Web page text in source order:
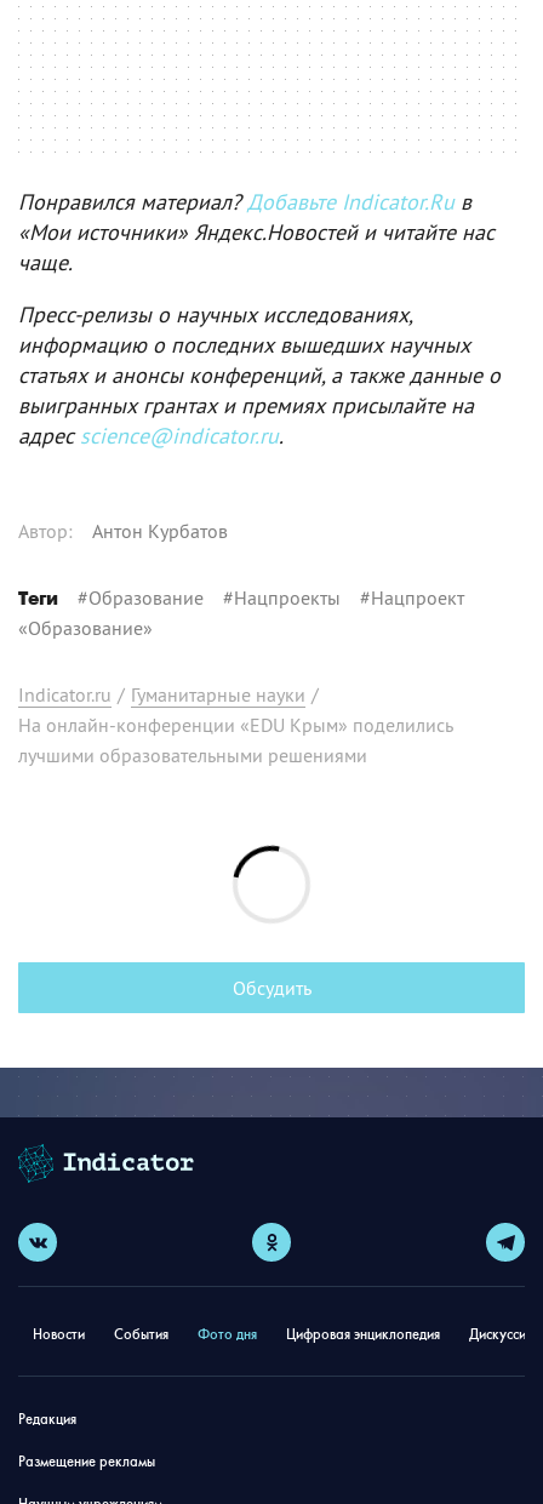
Понравился материал?Добавьте Indicator.Ruв
«Мои источники» Яндекс.Новостей и читайте нас
чаще.
Пресс-релизы о научных исследованиях,
информацию о последних вышедших научных
статьях и анонсы конференций, а также данные о
выигранных грантах и премиях присылайте на
адресscience@indicator.ru.
Автор: Антон Курбатов
Теги #Образование #Нацпроекты #Нацпроект
«Образование»
Indicator.ru / Гуманитарные науки /
На онлайн-конференции «EDU Крым» поделились
лучшими образовательными решениями
Обсудить
Новости События Фото дня Цифровая энциклопедия
Редакция
Размещение рекламы